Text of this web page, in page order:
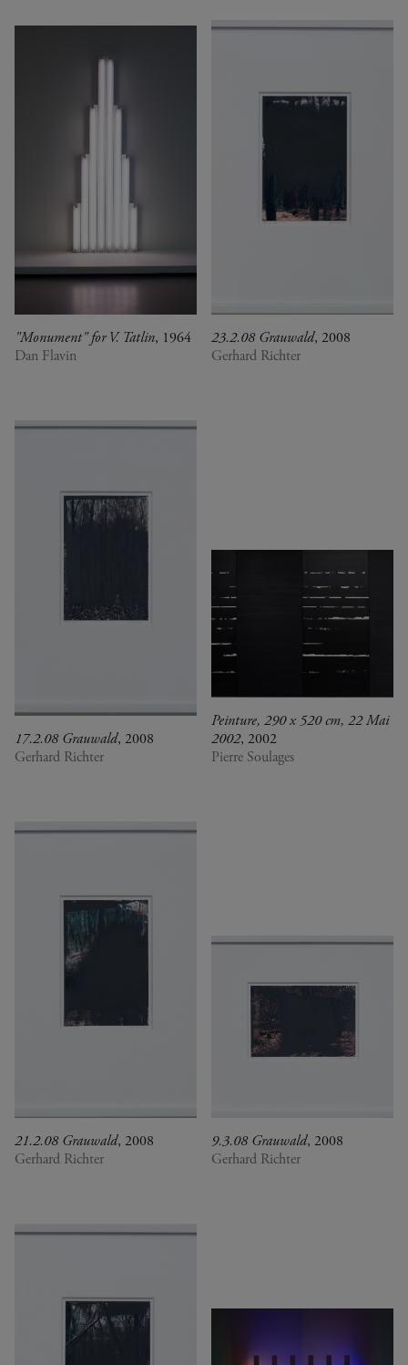
"Monument" for V. Tatlin, 1964
Dan Flavin
23.2.08 Grauwald, 2008
Gerhard Richter
17.2.08 Grauwald, 2008
Gerhard Richter
Peinture, 290 x 520 cm, 22 Mai
2002, 2002
Pierre Soulages
21.2.08 Grauwald, 2008
Gerhard Richter
9.3.08 Grauwald, 2008
Gerhard Richter